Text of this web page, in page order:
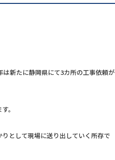
新たに静岡県にて3カ所の工事依頼が
。
として現場に送り出していく所存で